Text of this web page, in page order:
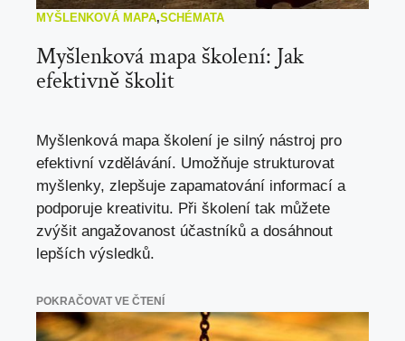
MYŠLENKOVÁ MAPA,SCHÉMATA
Myšlenková mapa školení: Jak
efektivně školit
Myšlenková mapa školení je silný nástroj pro
efektivní vzdělávání. Umožňuje strukturovat
myšlenky, zlepšuje zapamatování informací a
podporuje kreativitu. Při školení tak můžete
zvýšit angažovanost účastníků a dosáhnout
lepších výsledků.
POKRAČOVAT VE ČTENÍ